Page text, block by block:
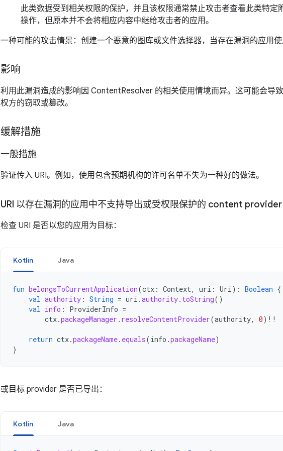
此类数据受到相关权限的保护，并且该权限通常禁止攻击者查看此类特定
操作，但原本并不会将相应内容中继给攻击者的应用。
一种可能的攻击情景：创建一个恶意的图库或文件选择器，当存在漏洞的应用
影响
利用此漏洞造成的影响因 ContentResolver 的相关使用情境而异。这可能会导
权方的窃取或篡改。
缓解措施
一般措施
验证传入 URI。例如，使用包含预期机构的许可名单不失为一种好的做法。
URI 以存在漏洞的应用中不支持导出或受权限保护的 content
检查 URI 是否以您的应用为目标：
Kotlin Java
fun belongsToCurrentApplication(ctx : Context, uri : Uri): Boolean {
val authority : String = uri .authority. toString()
val info : ProviderInfo =
ctx.packageManager . resolveContentProvider(authority, 0) !!
return ctx.packageName. equals(info .packageName)
}
或目标 provider 是否已导出：
Kotlin Java